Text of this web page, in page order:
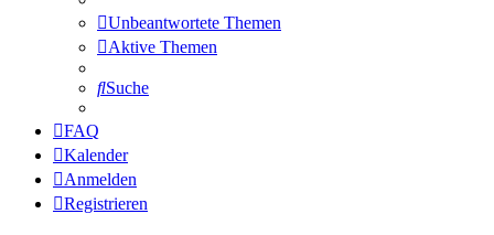
Unbeantwortete Themen
Aktive Themen
Suche
FAQ
Kalender
Anmelden
Registrieren